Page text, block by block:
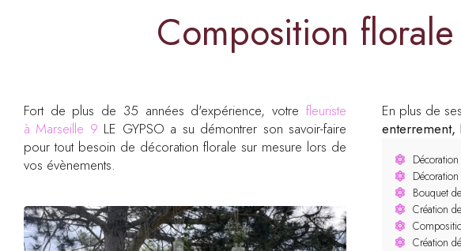
Composition
Fort de plus de 35 années d'expérience, votre fleuriste
à Marseille 9 LE GYPSO a su démontrer son savoir-faire
pour tout besoin de décoration florale sur mesure lors de
vos évènements.
En plus de
enterrement,
Bouquet
Création
Création